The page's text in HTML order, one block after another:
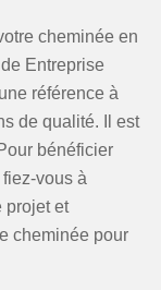
cheminée en
Entreprise
référence à
de qualité. Il est
bénéficier
vous à
projet et
cheminée pour